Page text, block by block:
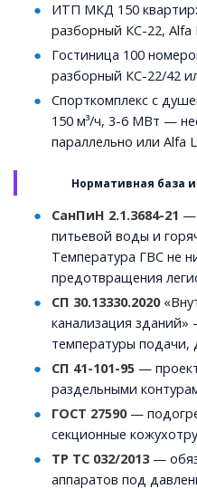
ИТП МКД 150
разборный КС-22, Alfa
Гостиница 100
разборный КС-22/42
Спорткомплекс с
150 м³/ч, 3-6 МВт —
параллельно или Alfa
Нормативная база
СанПиН 2.1.3684-21 —
питьевой воды и
Температура ГВС не
предотвращения
СП 30.13330.2020
канализация
температуры подачи,
СП 41-101-95 —
раздельными
ГОСТ 27590—
секционные
ТР ТС 032/2013—
аппаратов под